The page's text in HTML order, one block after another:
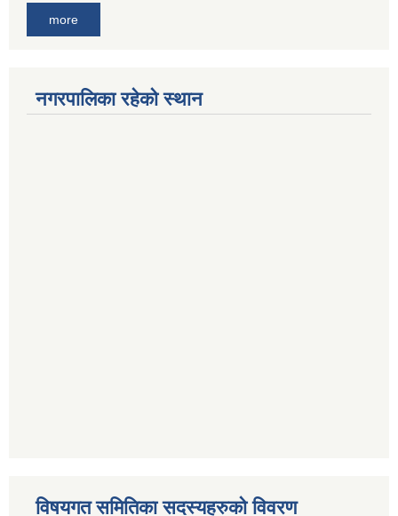
more
नगरपालिका रहेको स्थान
विषयगत समितिका सदस्यहरुको विवरण